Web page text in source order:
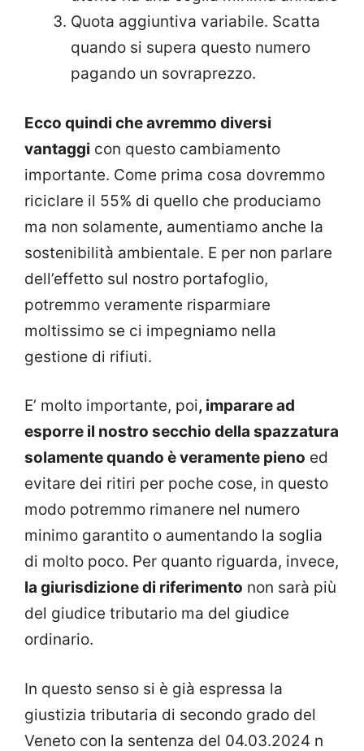
Quota aggiuntiva variabile. Scatta
quando si supera questo numero
pagando un sovraprezzo.
Ecco quindi che avremmo diversi
vantaggi con questo cambiamento
importante. Come prima cosa dovremmo
riciclare il 55% di quello che produciamo
ma non solamente, aumentiamo anche la
sostenibilità ambientale. E per non parlare
dell’effetto sul nostro portafoglio,
potremmo veramente risparmiare
moltissimo se ci impegniamo nella
gestione di rifiuti.
E’ molto importante, poi, imparare ad
esporre il nostro secchio della spazzatura
solamente quando è veramente pieno ed
evitare dei ritiri per poche cose, in questo
modo potremmo rimanere nel numero
minimo garantito o aumentando la soglia
di molto poco. Per quanto riguarda, invece,
la giurisdizione di riferimento non sarà più
del giudice tributario ma del giudice
ordinario.
In questo senso si è già espressa la
giustizia tributaria di secondo grado del
Veneto con la sentenza del 04.03.2024 n